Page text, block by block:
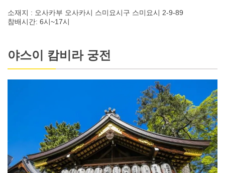
소재지 : 오사카부 오사카시 스미요시구 스미요시 2-9-89
참배시간: 6시~17시
야스이 캄비라 궁전